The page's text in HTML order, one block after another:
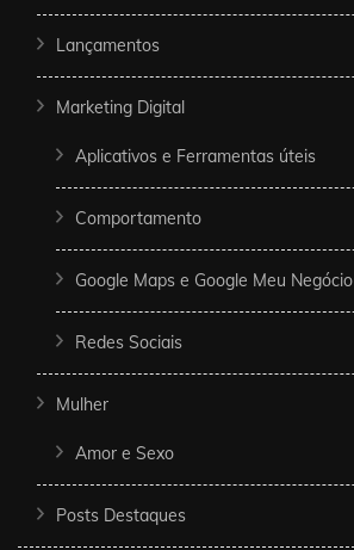
Lançamentos
Marketing Digital
Aplicativos e Ferramentas úteis
Comportamento
Google Maps e Google Meu Negócio
Redes Sociais
Mulher
Amor e Sexo
Posts Destaques